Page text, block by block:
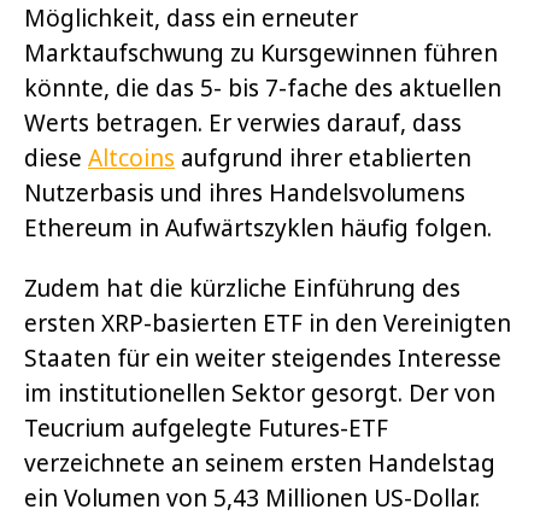
Möglichkeit, dass ein erneuter
Marktaufschwung zu Kursgewinnen führen
könnte, die das 5- bis 7-fache des aktuellen
Werts betragen. Er verwies darauf, dass
diese Altcoins aufgrund ihrer etablierten
Nutzerbasis und ihres Handelsvolumens
Ethereum in Aufwärtszyklen häufig folgen.
Zudem hat die kürzliche Einführung des
ersten XRP-basierten ETF in den Vereinigten
Staaten für ein weiter steigendes Interesse
im institutionellen Sektor gesorgt. Der von
Teucrium aufgelegte Futures-ETF
verzeichnete an seinem ersten Handelstag
ein Volumen von 5,43 Millionen US-Dollar.